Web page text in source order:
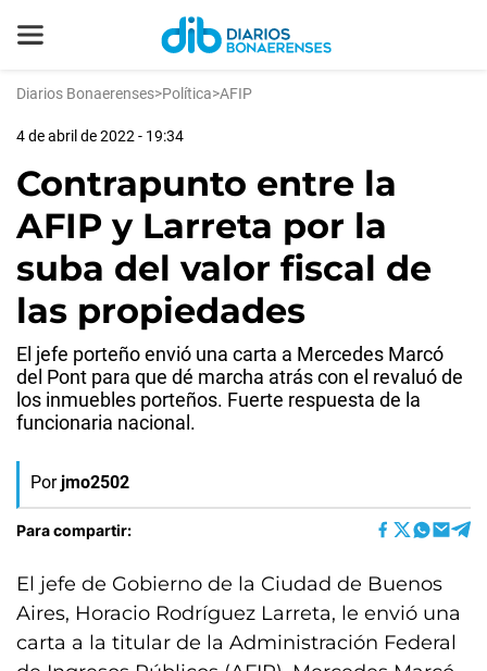
Diarios Bonaerenses>Política>AFIP
4 de abril de 2022 - 19:34
Contrapunto entre la
AFIP y Larreta por la
suba del valor fiscal de
las propiedades
El jefe porteño envió una carta a Mercedes Marcó
del Pont para que dé marcha atrás con el revaluó de
los inmuebles porteños. Fuerte respuesta de la
funcionaria nacional.
Por jmo2502
Para compartir:
El jefe de Gobierno de la Ciudad de Buenos
Aires, Horacio Rodríguez Larreta, le envió una
carta a la titular de la Administración Federal